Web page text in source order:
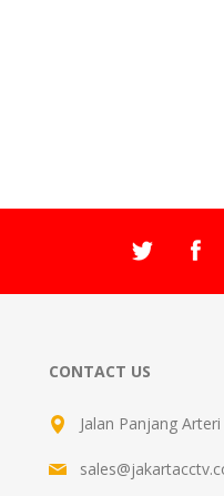
CONTACT US
Jalan Panjang